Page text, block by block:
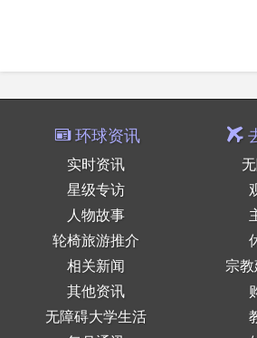
环球资讯
实时资讯
星级专访
人物故事
轮椅旅游推介
相关新闻
其他资讯
无障碍大学生活
宗